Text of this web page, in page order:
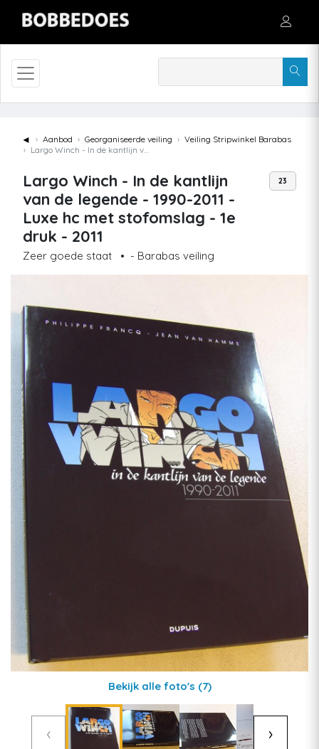
◄ Aanbod Georganiseerde veiling
Veiling Stripwinkel Barabas
Largo Winch - In de kantlijn van de legende - 1990-2011 - Luxe hc met stofomslag - 1e druk - 2011
Largo Winch - In de kantlijn
van de legende - 1990-2011 -
Luxe hc met stofomslag - 1e
druk - 2011
Zeer goede staat • - Barabas veiling
23
Bekijk alle foto's (7)
‹ ›